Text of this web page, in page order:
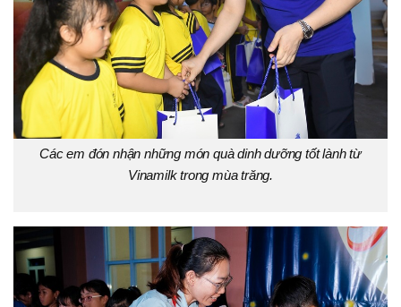
Các em đón nhận những món quà dinh dưỡng tốt lành từ
Vinamilk trong mùa trăng.